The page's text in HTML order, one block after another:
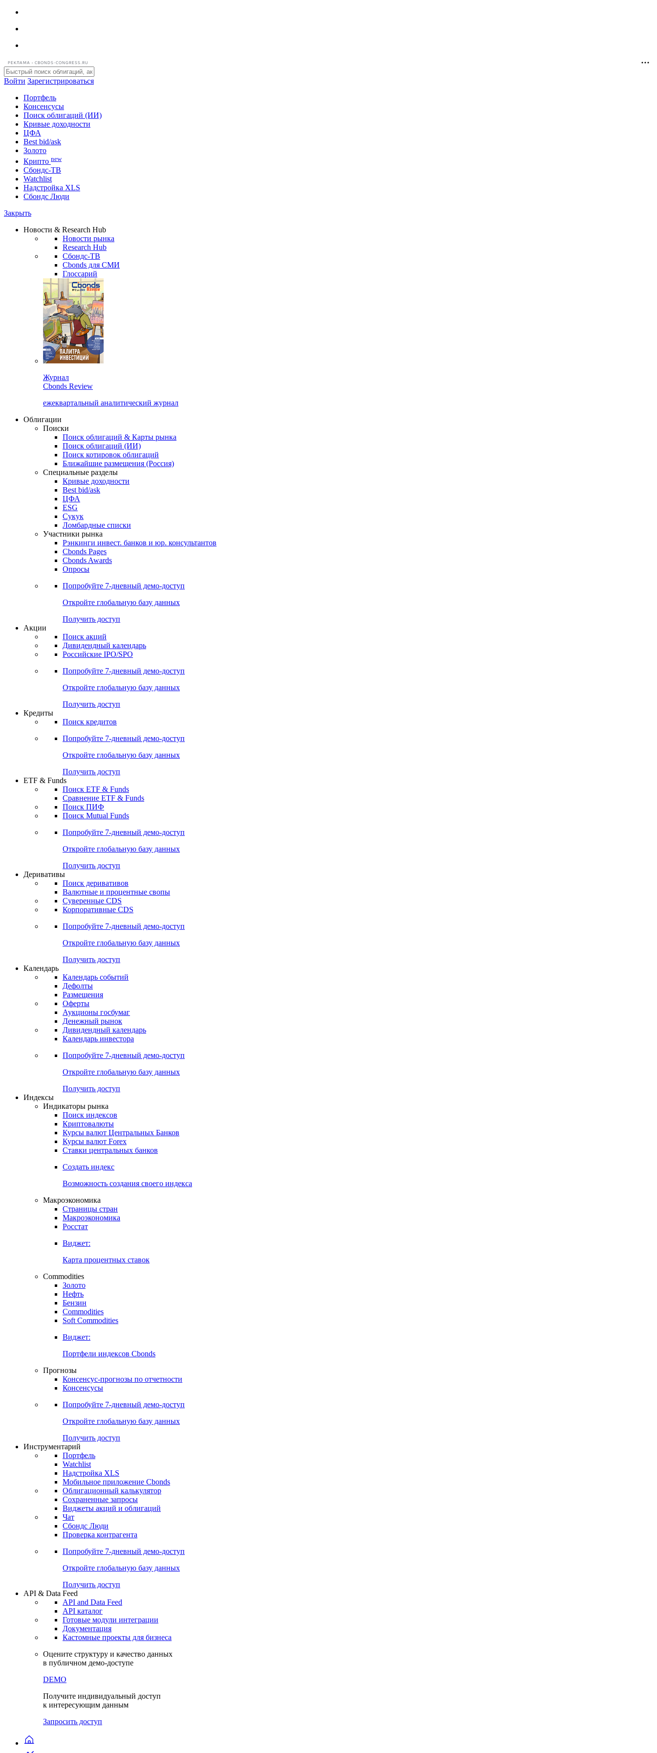
РЕКЛАМА • CBONDS-CONGRESS.RU
Войти Зарегистрироваться
Портфель
Консенсусы
Поиск облигаций (ИИ)
Кривые доходности
ЦФА
Best bid/ask
Золото
Криптоnew
Сбондс-ТВ
Надстройка XLS
Сбондс Люди
Новости & Research Hub
Новости рынка
Research Hub
Сбондс-ТВ
Cbonds для СМИ
Глоссарий
Журнал
Cbonds Review
ежеквартальный аналитический журнал
Облигации
Поиски
Поиск облигаций & Карты рынка
Поиск облигаций (ИИ)
Поиск котировок облигаций
Ближайшие размещения (Россия)
Специальные разделы
Кривые доходности
Best bid/ask
ЦФА
ESG
Сукук
Ломбардные списки
Участники рынка
Рэнкинги инвест. банков и юр. консультантов
Cbonds Pages
Cbonds Awards
Опросы
Попробуйте7-дневный
Откройте глобальную базу данных
Получить доступ
Акции
Поиск акций
Дивидендный календарь
Российские IPO/SPO
Попробуйте7-дневный
Откройте глобальную базу данных
Получить доступ
Кредиты
Поиск кредитов
Попробуйте7-дневный
Откройте глобальную базу данных
Получить доступ
ETF & Funds
Поиск ETF & Funds
Сравнение ETF & Funds
Поиск ПИФ
Поиск Mutual Funds
Попробуйте7-дневный
Откройте глобальную базу данных
Получить доступ
Деривативы
Поиск деривативов
Валютные и процентные свопы
Суверенные CDS
Корпоративные CDS
Попробуйте7-дневный
Откройте глобальную базу данных
Получить доступ
Календарь
Календарь событий
Дефолты
Размещения
Оферты
Аукционы госбумаг
Денежный рынок
Дивидендный календарь
Календарь инвестора
Попробуйте7-дневный
Получить доступ
Индикаторы рынка
Поиск индексов
Криптовалюты
Курсы валют Центральных Банков
Курсы валют Forex
Ставки центральных банков
Создать индекс
Возможность создания своего индекса
Макроэкономика
Страницы стран
Макроэкономика
Росстат
Виджет:
Карта процентных ставок
Commodities
Золото
Нефть
Бензин
Commodities
Soft Commodities
Виджет:
Портфели индексов Cbonds
Прогнозы
Консенсус-прогнозы по отчетности
Консенсусы
Попробуйте7-дневный
Откройте глобальную базу данных
Получить доступ
Инструментарий
Портфель
Watchlist
Надстройка XLS
Мобильное приложение Cbonds
Облигационный калькулятор
Сохраненные запросы
Виджеты акций и облигаций
Чат
Сбондс Люди
Проверка контрагента
Попробуйте7-дневный
Откройте глобальную базу данных
Получить доступ
API & Data Feed
API and Data Feed
API каталог
Документация
Кастомные проекты для бизнеса
Оцените структуру и качество данных
в публичном демо-доступе
DEMO
Получите индивидуальный доступ